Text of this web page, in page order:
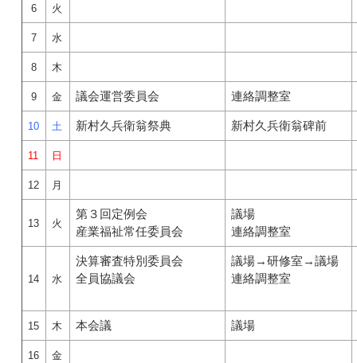
6 火
7 水
8 木
9 金 議会運営委員会 連絡調整室
10 土 新村久兵衛翁祭典 新村久兵衛翁碑前
11 日
12 月
13 火
第３回定例会
産業福祉常任委員会
議場
連絡調整室
14 水
決算審査特別委員会
全員協議会
議場→研修室→議場
連絡調整室
15 木 本会議 議場
16 金